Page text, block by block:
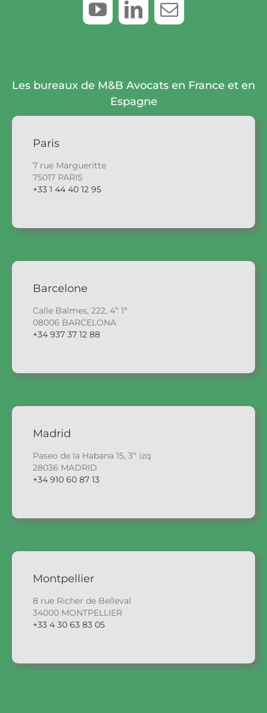
Les bureaux de M&B Avocats en France et en
Espagne
Paris
7 rue Margueritte
75017 PARIS
+33 1 44 40 12 95
Barcelone
Calle Balmes, 222, 4º 1ª
08006 BARCELONA
+34 937 37 12 88
Madrid
Paseo de la Habana 15, 3º izq
28036 MADRID
+34 910 60 87 13
Montpellier
8 rue Richer de Belleval
34000 MONTPELLIER
+33 4 30 63 83 05